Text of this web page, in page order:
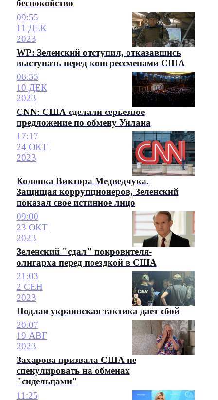
беспокойство
09:55
11 ДЕК
2023
WP: Зеленский отступил, отказавшись
выступать перед конгрессменами США
06:55
10 ДЕК
2023
CNN: США сделали серьезное
предложение по обмену Уилана
17:17
24 ОКТ
2023
Колонка Виктора Медведчука.
Защищая коррупционеров, Зеленский
показал свое истинное лицо
09:00
23 ОКТ
2023
Зеленский "сдал" покровителя-
олигарха перед поездкой в США
21:03
2 СЕН
2023
Подлая украинская тактика дает сбой
20:07
19 АВГ
2023
Захарова призвала США не
спекулировать на обменах
"сидельцами"
11:25